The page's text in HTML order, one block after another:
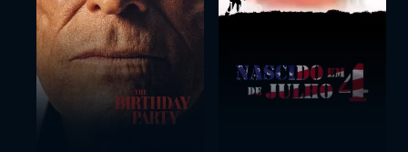
Julho